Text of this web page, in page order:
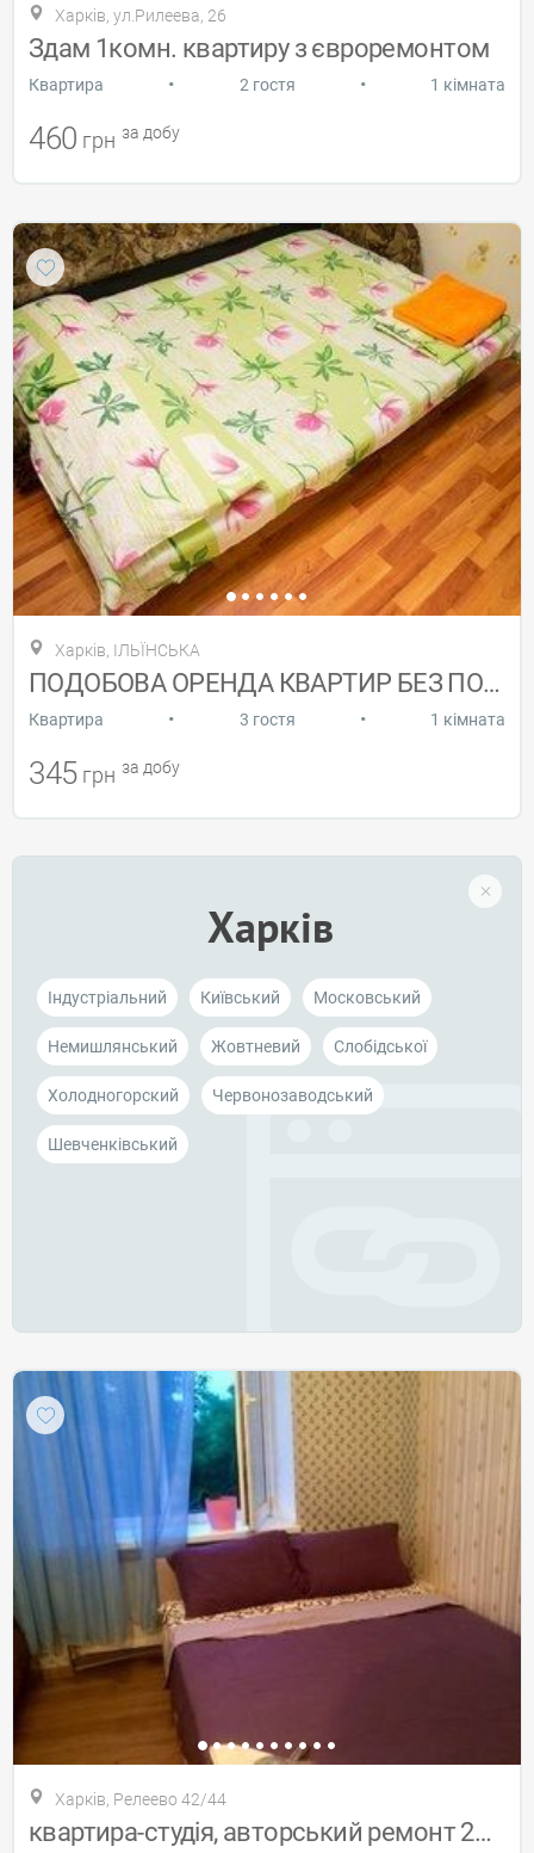
Харків, ул.Рилеева, 26
Здам 1комн. квартиру з євроремонтом
Квартира • 2 гостя • 1 кімната
460 грн за добу
Харків, ІЛЬЇНСЬКА
ПОДОБОВА ОРЕНДА КВАРТИР БЕЗ ПОСЕРЕДНИКІВ
Квартира • 3 гостя • 1 кімната
345 грн за добу
Харків
Індустріальний Київський Московський
Немишлянський Жовтневий Слобідської
Холодногорский Червонозаводський
Шевченківський
Харків, Релеево 42/44
квартира-студія, авторський ремонт 2014